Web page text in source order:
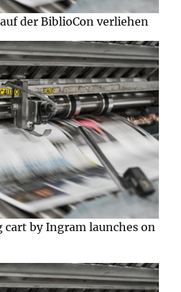
der BiblioCon verliehen
by Ingram launches on